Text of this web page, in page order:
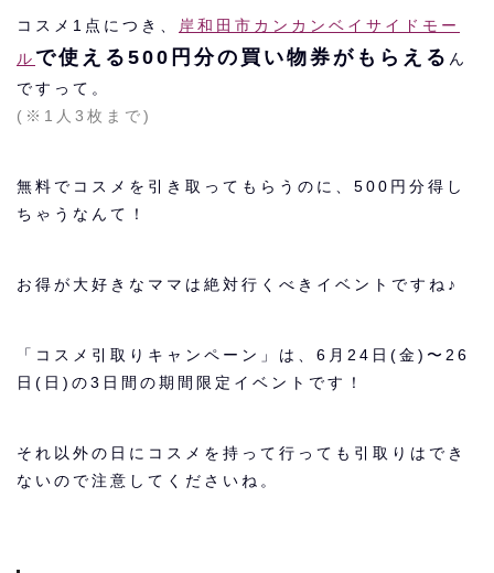
コスメ1点につき、
岸和田市カンカンベイサイドモー
ル で使える500円分の買い物券がもらえる ん
ですって。
(※1人3枚まで)
無料でコスメを引き取ってもらうのに、500円分得し
ちゃうなんて！
お得が大好きなママは絶対行くべきイベントですね♪
「コスメ引取りキャンペーン」は、6月24日(金)〜26
日(日)の3日間の期間限定イベントです！
それ以外の日にコスメを持って行っても引取りはでき
ないので注意してくださいね。